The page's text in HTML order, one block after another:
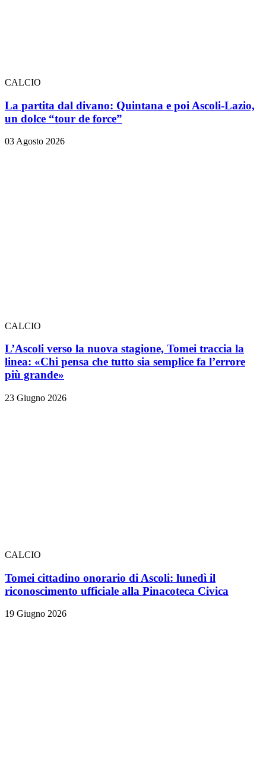
CALCIO
La partita dal divano: Quintana e poi Ascoli-Lazio,
un dolce “tour de force”
03 Agosto 2026
CALCIO
L’Ascoli verso la nuova stagione, Tomei traccia la
linea: «Chi pensa che tutto sia semplice fa l’errore
più grande»
23 Giugno 2026
CALCIO
Tomei cittadino onorario di Ascoli: lunedì il
riconoscimento ufficiale alla Pinacoteca Civica
19 Giugno 2026